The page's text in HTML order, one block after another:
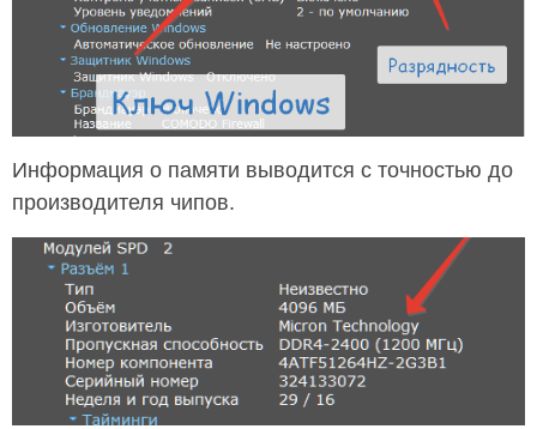
Информация о памяти выводится с точностью до
производителя чипов.